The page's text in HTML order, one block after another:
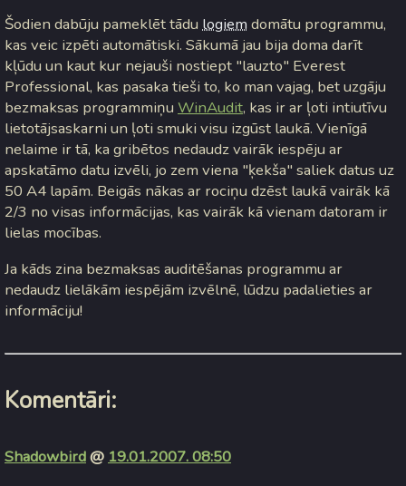
Šodien dabūju pameklēt tādu logiem domātu programmu,
kas veic izpēti automātiski. Sākumā jau bija doma darīt
kļūdu un kaut kur nejauši nostiept "lauzto" Everest
Professional, kas pasaka tieši to, ko man vajag, bet uzgāju
bezmaksas programmiņu WinAudit, kas ir ar ļoti intiutīvu
lietotājsaskarni un ļoti smuki visu izgūst laukā. Vienīgā
nelaime ir tā, ka gribētos nedaudz vairāk iespēju ar
apskatāmo datu izvēli, jo zem viena "ķekša" saliek datus uz
50 A4 lapām. Beigās nākas ar rociņu dzēst laukā vairāk kā
2/3 no visas informācijas, kas vairāk kā vienam datoram ir
lielas mocības.
Ja kāds zina bezmaksas auditēšanas programmu ar
nedaudz lielākām iespējām izvēlnē, lūdzu padalieties ar
informāciju!
Komentāri:
Shadowbird@ 19.01.2007. 08:50